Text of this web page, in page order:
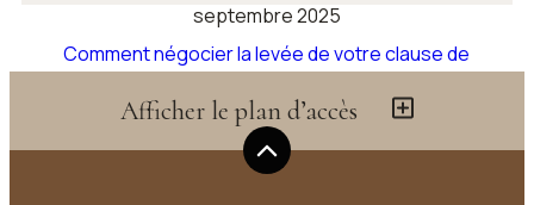
septembre 2025
Comment négocier la levée de votre clause de
Voir toutes les actualités
Afficher le plan d’accès